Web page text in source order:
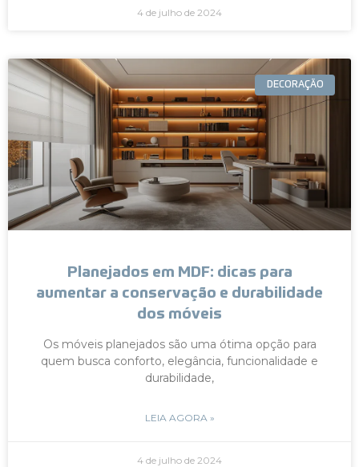
4 de julho de 2024
DECORAÇÃO
Planejados em MDF: dicas para
aumentar a conservação e durabilidade
dos móveis
Os móveis planejados são uma ótima opção para
quem busca conforto, elegância, funcionalidade e
durabilidade,
LEIA AGORA »
4 de julho de 2024